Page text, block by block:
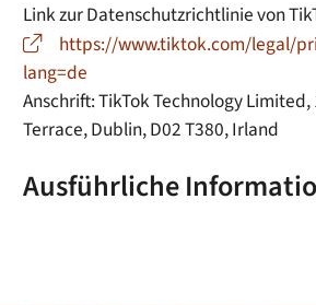
Link zur Datenschutzrichtlinie von
https://www.tiktok.com/legal/
lang=de
Anschrift: TikTok Technology
Terrace, Dublin, D02 T380, Irland
Ausführliche